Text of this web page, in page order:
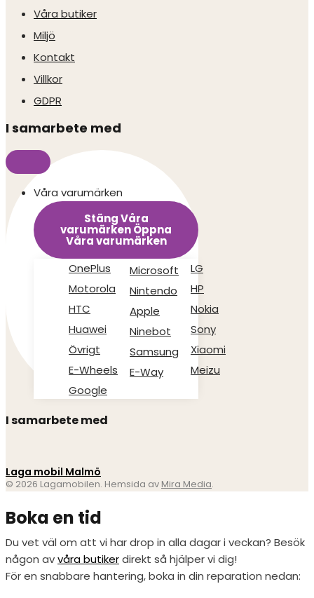
Våra butiker
Miljö
Kontakt
Villkor
GDPR
I samarbete med
Våra varumärken
Stäng Våra
varumärkenÖppna
Våra varumärken
OnePlus
Motorola
HTC
Huawei
Övrigt
E-Wheels
Google
Microsoft
Nintendo
Apple
Ninebot
Samsung
E-Way
LG
HP
Nokia
Sony
Xiaomi
Meizu
I samarbete med
Laga mobil Malmö
© 2026 Lagamobilen. Hemsida av Mira Media.
Boka en tid
Du vet väl om att vi har drop in alla dagar i veckan? Besök
någon avvåra butikerdirekt så hjälper vi dig!
För en snabbare hantering, boka in din reparation nedan: